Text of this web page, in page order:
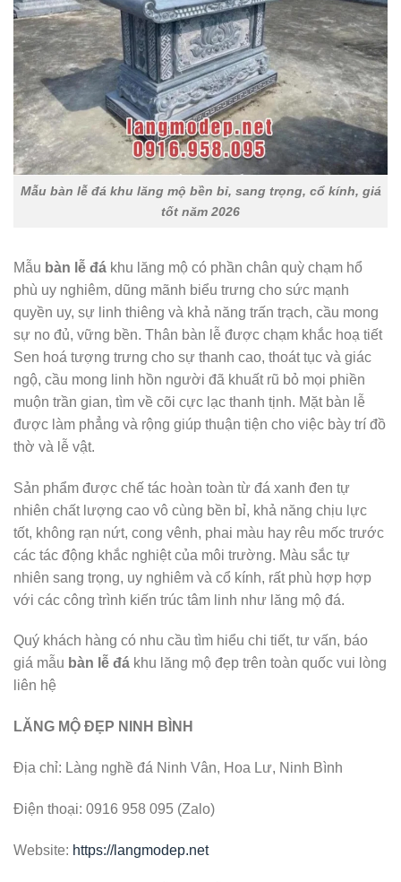
Mẫu bàn lễ đá khu lăng mộ bền bỉ, sang trọng, cổ kính, giá
tốt năm 2026
Mẫu bàn lễ đá khu lăng mộ có phần chân quỳ chạm hổ
phù uy nghiêm, dũng mãnh biểu trưng cho sức mạnh
quyền uy, sự linh thiêng và khả năng trấn trạch, cầu mong
sự no đủ, vững bền. Thân bàn lễ được chạm khắc hoạ tiết
Sen hoá tượng trưng cho sự thanh cao, thoát tục và giác
ngộ, cầu mong linh hồn người đã khuất rũ bỏ mọi phiền
muộn trần gian, tìm về cõi cực lạc thanh tịnh. Mặt bàn lễ
được làm phẳng và rộng giúp thuận tiện cho việc bày trí đồ
thờ và lễ vật.
Sản phẩm được chế tác hoàn toàn từ đá xanh đen tự
nhiên chất lượng cao vô cùng bền bỉ, khả năng chịu lực
tốt, không rạn nứt, cong vênh, phai màu hay rêu mốc trước
các tác động khắc nghiệt của môi trường. Màu sắc tự
nhiên sang trọng, uy nghiêm và cổ kính, rất phù hợp hợp
với các công trình kiến trúc tâm linh như lăng mộ đá.
Quý khách hàng có nhu cầu tìm hiểu chi tiết, tư vấn, báo
giá mẫu bàn lễ đá khu lăng mộ đẹp trên toàn quốc vui lòng
liên hệ
LĂNG MỘ ĐẸP NINH BÌNH
Địa chỉ: Làng nghề đá Ninh Vân, Hoa Lư, Ninh Bình
Điện thoại: 0916 958 095 (Zalo)
Website: https://langmodep.net